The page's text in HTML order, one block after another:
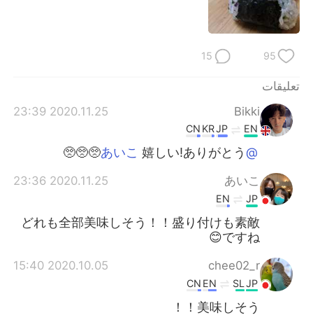
95
15
تعليقات
Bikki
2020.11.25 23:39
EN
JP
KR
CN
@あいこ
嬉しい!ありがとう🥺🥺🥺
あいこ
2020.11.25 23:36
JP
EN
どれも全部美味しそう！！盛り付けも素敵
ですね😊
chee02_r
2020.10.05 15:40
JP
SL
EN
CN
美味しそう！！